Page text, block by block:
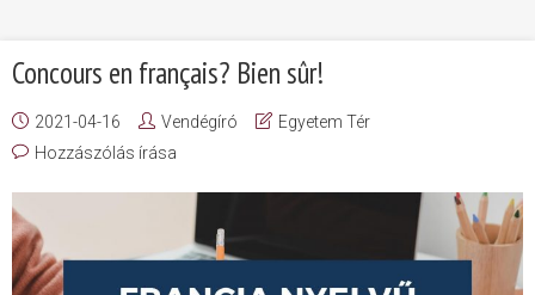
Concours en français? Bien sûr!
2021-04-16 Vendégíró
Egyetem Tér
Hozzászólás írása